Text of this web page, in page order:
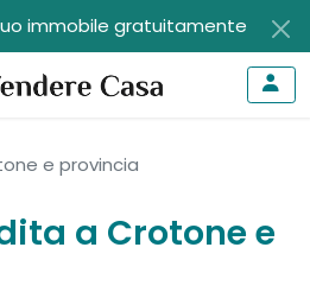
immobile gratuitamente
e provincia
a Crotone e